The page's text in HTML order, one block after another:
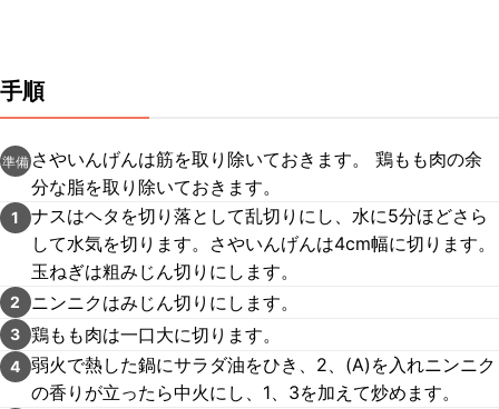
手順
準備 さやいんげんは筋を取り除いておきます。 鶏もも肉の余
分な脂を取り除いておきます。
1
ナスはヘタを切り落として乱切りにし、水に5分ほどさら
して水気を切ります。さやいんげんは4cm幅に切ります。
玉ねぎは粗みじん切りにします。
2 ニンニクはみじん切りにします。
3 鶏もも肉は一口大に切ります。
4 弱火で熱した鍋にサラダ油をひき、2、(A)を入れニンニク
の香りが立ったら中火にし、1、3を加えて炒めます。